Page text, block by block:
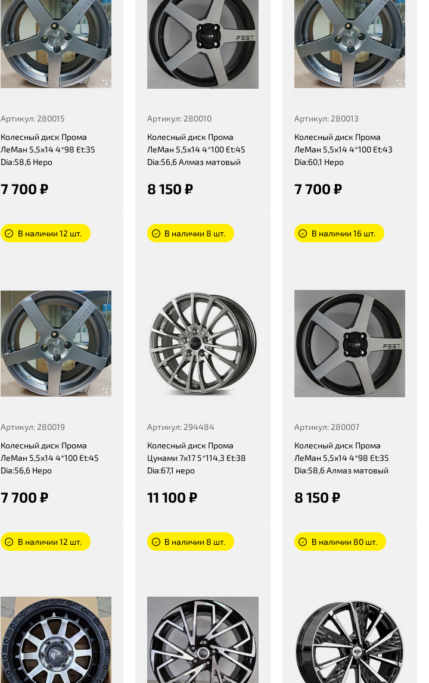
Артикул: 280015
Колесный диск Прома
ЛеМан 5,5x14 4*98 Et:35
Dia:58,6 Неро
7 700 ₽
Артикул: 280010
Колесный диск Прома
ЛеМан 5,5x14 4*100 Et:45
Dia:56,6 Алмаз матовый
8 150 ₽
Артикул: 280013
Колесный диск Прома
ЛеМан 5,5x14 4*100 Et:43
Dia:60,1 Неро
7 700 ₽
В наличии 12 шт.
Артикул: 280019
Колесный диск Прома
ЛеМан 5,5x14 4*100 Et:45
Dia:56,6 Неро
7 700 ₽
В наличии 8 шт.
Артикул: 294484
Колесный диск Прома
Цунами 7x17 5*114,3 Et:38
Dia:67,1 неро
11 100 ₽
В наличии 16 шт.
Артикул: 280007
Колесный диск Прома
ЛеМан 5,5x14 4*98 Et:35
Dia:58,6 Алмаз матовый
8 150 ₽
В наличии 12 шт. В наличии 8 шт. В наличии 80 шт.